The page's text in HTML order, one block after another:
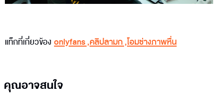
แท็กที่เกี่ยวข้อง onlyfans,คลิปลามก,โอมช่างภาพหื่น
คุณอาจสนใจ